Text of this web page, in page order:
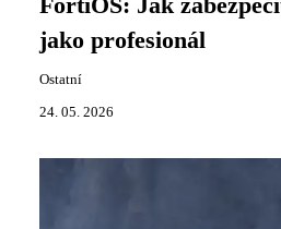
FortiOS: Jak
jako profesionál
Ostatní
24. 05. 2026